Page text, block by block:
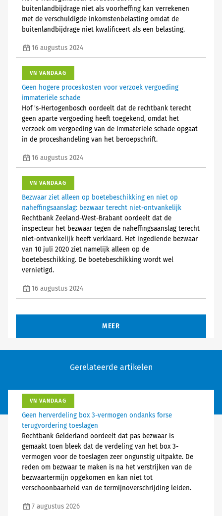
buitenlandbijdrage niet als voorheffing kan verrekenen
met de verschuldigde inkomstenbelasting omdat de
buitenlandbijdrage niet kwalificeert als een belasting.
16 augustus 2024
VN VANDAAG
Geen hogere proceskosten voor verzoek vergoeding
immateriële schade
Hof 's-Hertogenbosch oordeelt dat de rechtbank terecht
geen aparte vergoeding heeft toegekend, omdat het
verzoek om vergoeding van de immateriële schade opgaat
in de proceshandeling van het beroepschrift.
16 augustus 2024
VN VANDAAG
Bezwaar ziet alleen op boetebeschikking en niet op
naheffingsaanslag: bezwaar terecht niet-ontvankelijk
Rechtbank Zeeland-West-Brabant oordeelt dat de
inspecteur het bezwaar tegen de naheffingsaanslag terecht
niet-ontvankelijk heeft verklaard. Het ingediende bezwaar
van 10 juli 2020 ziet namelijk alleen op de
boetebeschikking. De boetebeschikking wordt wel
vernietigd.
16 augustus 2024
MEER
Gerelateerde artikelen
VN VANDAAG
Geen herverdeling box 3-vermogen ondanks forse
terugvordering toeslagen
Rechtbank Gelderland oordeelt dat pas bezwaar is
gemaakt toen bleek dat de verdeling van het box 3-
vermogen voor de toeslagen zeer ongunstig uitpakte. De
reden om bezwaar te maken is na het verstrijken van de
bezwaartermijn opgekomen en kan niet tot
verschoonbaarheid van de termijnoverschrijding leiden.
7 augustus 2026